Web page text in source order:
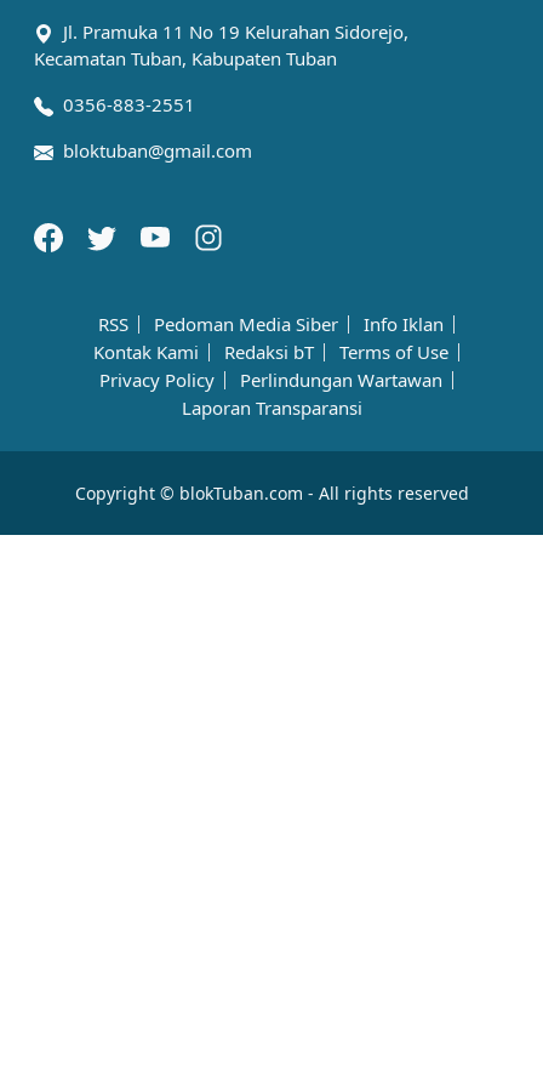
Jl. Pramuka 11 No 19 Kelurahan Sidorejo,
Kecamatan Tuban, Kabupaten Tuban
0356-883-2551
bloktuban@gmail.com
RSS Pedoman Media Siber
Info Iklan
Kontak Kami
Redaksi bT
Terms of Use
Privacy Policy
Perlindungan Wartawan
Laporan Transparansi
Copyright © blokTuban.com - All rights reserved